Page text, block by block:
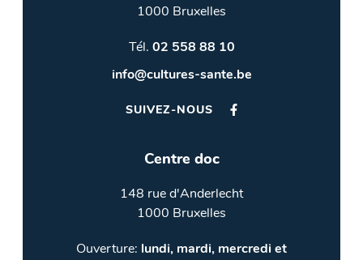
1000 Bruxelles
Tél. 02 558 88 10
info@cultures-sante.be
SUIVEZ-NOUS
Centre doc
148 rue d'Anderlecht
1000 Bruxelles
Ouverture: lundi, mardi, mercredi et